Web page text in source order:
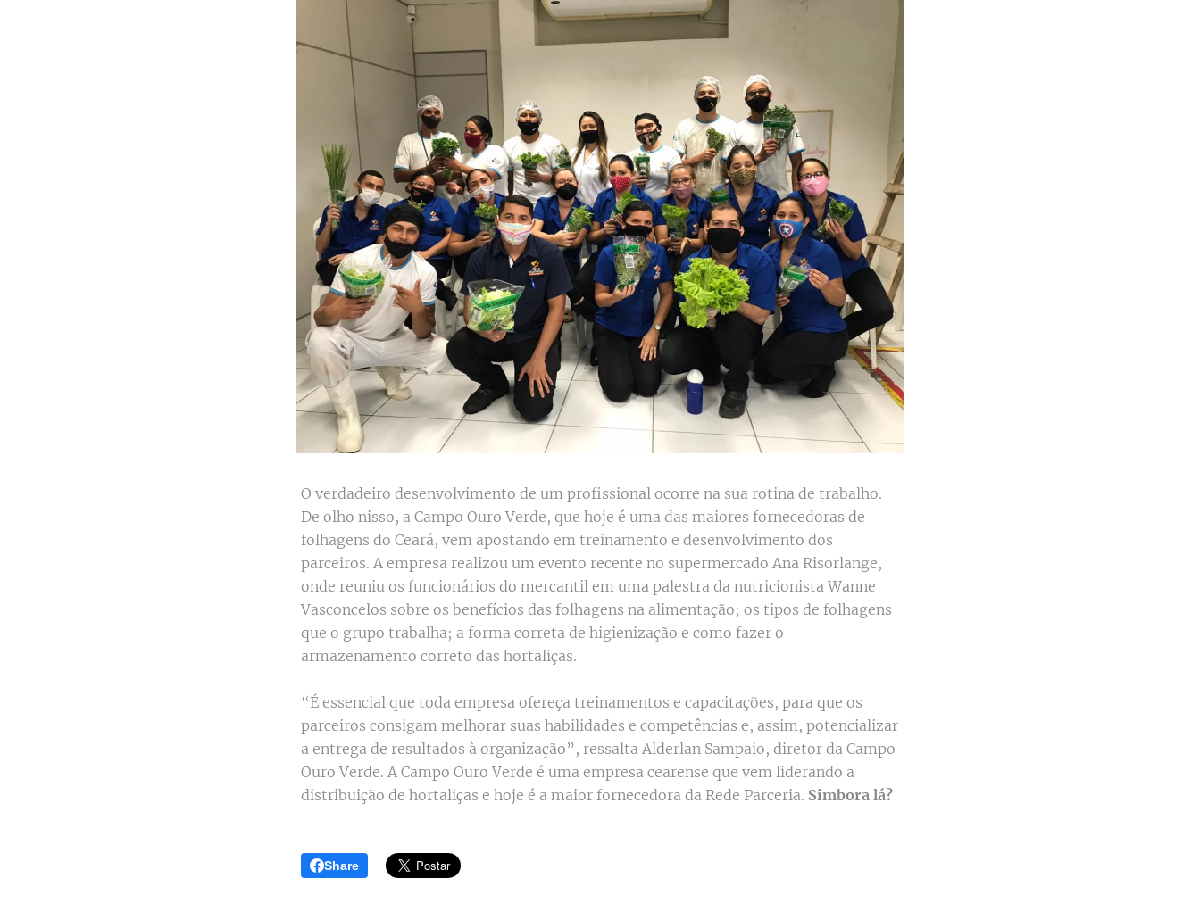
O verdadeiro desenvolvimento de um profissional ocorre na sua rotina de trabalho.
De olho nisso, a Campo Ouro Verde, que hoje é uma das maiores fornecedoras de
folhagens do Ceará, vem apostando em treinamento e desenvolvimento dos
parceiros. A empresa realizou um evento recente no supermercado Ana Risorlange,
onde reuniu os funcionários do mercantil em uma palestra da nutricionista Wanne
Vasconcelos sobre os benefícios das folhagens na alimentação; os tipos de folhagens
que o grupo trabalha; a forma correta de higienização e como fazer o
armazenamento correto das hortaliças.
“É essencial que toda empresa ofereça treinamentos e capacitações, para que os
parceiros consigam melhorar suas habilidades e competências e, assim, potencializar
a entrega de resultados à organização”, ressalta Alderlan Sampaio, diretor da Campo
Ouro Verde. A Campo Ouro Verde é uma empresa cearense que vem liderando a
distribuição de hortaliças e hoje é a maior fornecedora da Rede Parceria. Simbora lá?
Share